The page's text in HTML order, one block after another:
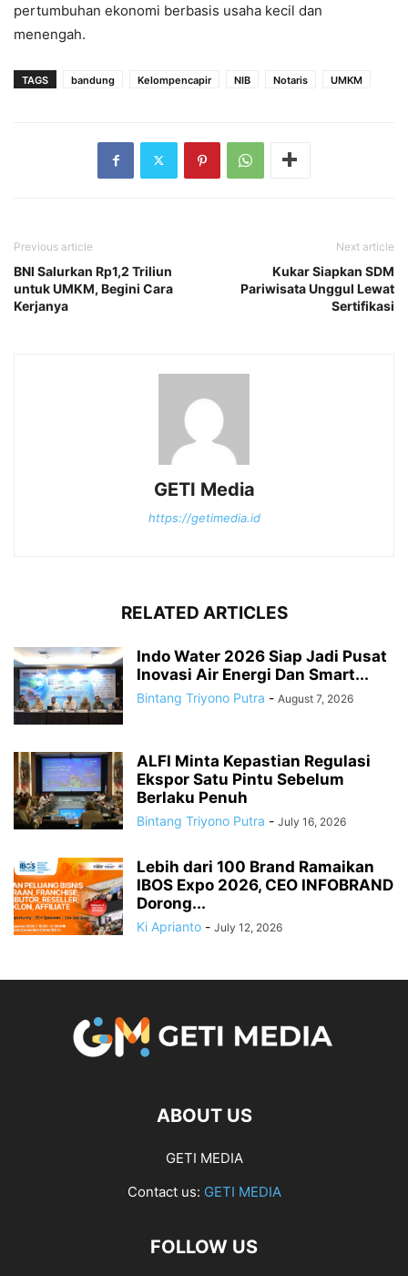
pertumbuhan ekonomi berbasis usaha kecil dan
menengah.
TAGS bandung Kelompencapir NIB Notaris UMKM
Previous article
BNI Salurkan Rp1,2 Triliun
untuk UMKM, Begini Cara
Kerjanya
Next article
Kukar Siapkan SDM
Pariwisata Unggul Lewat
Sertifikasi
GETI Media
https://getimedia.id
RELATED ARTICLES
Indo Water 2026 Siap Jadi Pusat
Inovasi Air Energi Dan Smart...
Bintang Triyono Putra - August 7, 2026
ALFI Minta Kepastian Regulasi
Ekspor Satu Pintu Sebelum
Berlaku Penuh
Bintang Triyono Putra - July 16, 2026
Lebih dari 100 Brand Ramaikan
IBOS Expo 2026, CEO INFOBRAND
Dorong...
Ki Aprianto - July 12, 2026
ABOUT US
GETI MEDIA
Contact us: GETI MEDIA
FOLLOW US